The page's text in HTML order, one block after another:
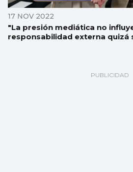
17 NOV 2022
"La presión mediática no
responsabilidad externa quizá